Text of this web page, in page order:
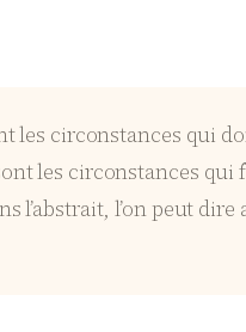
les circonstances qui
les circonstances
l’abstrait, l’on peut